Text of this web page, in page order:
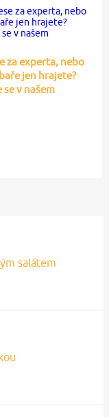
za experta, nebo
jen hrajete?
v našem
salátem